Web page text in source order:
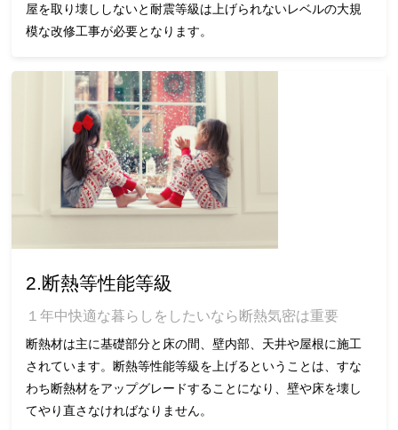
屋を取り壊ししないと耐震等級は上げられないレベルの大規
模な改修工事が必要となります。
2.断熱等性能等級
１年中快適な暮らしをしたいなら断熱気密は重要
断熱材は主に基礎部分と床の間、壁内部、天井や屋根に施工
されています。断熱等性能等級を上げるということは、すな
わち断熱材をアップグレードすることになり、壁や床を壊し
てやり直さなければなりません。